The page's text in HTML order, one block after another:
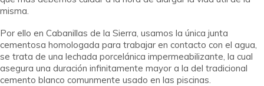
misma.
Por ello en Cabanillas de la Sierra, usamos la única junta
cementosa homologada para trabajar en contacto con el agua,
se trata de una lechada porcelánica impermeabilizante, la cual
asegura una duración infinitamente mayor a la del tradicional
cemento blanco comunmente usado en las piscinas.